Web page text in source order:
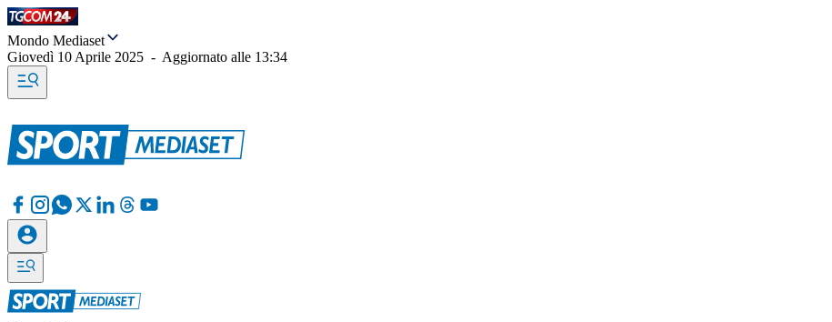
Mondo Mediaset
Giovedì 10 Aprile 2025 - Aggiornato alle 13:34